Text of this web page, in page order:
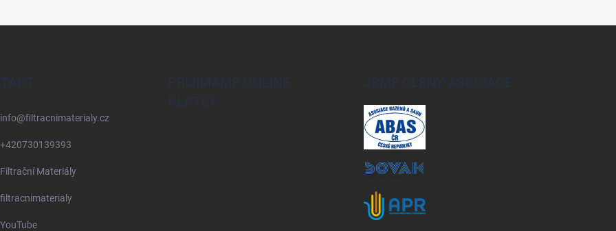
info@filtracnimaterialy.cz
+420730139393
Filtrační Materiály
filtracnimaterialy
YouTube
PŘIJÍMÁME ONLINE
PLATBY
JSME ČLENY ASOCIACE